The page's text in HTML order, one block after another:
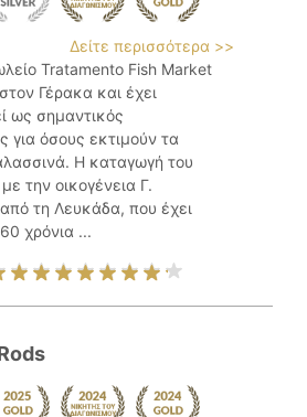
Δείτε περισσότερα >>
Tratamento Fish Market
Γέρακα και έχει
ως σημαντικός
για όσους εκτιμούν τα
Η καταγωγή του
την οικογένεια Γ.
τη Λευκάδα, που έχει
χρόνια ...